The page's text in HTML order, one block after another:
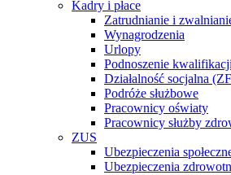
Kadry i płace
Zatrudnianie i
Wynagrodzenia
Urlopy
Podnoszenie
Działalność socjalna
Podróże służbowe
Pracownicy oświaty
Pracownicy służby
ZUS
Ubezpieczenia
Ubezpieczenia